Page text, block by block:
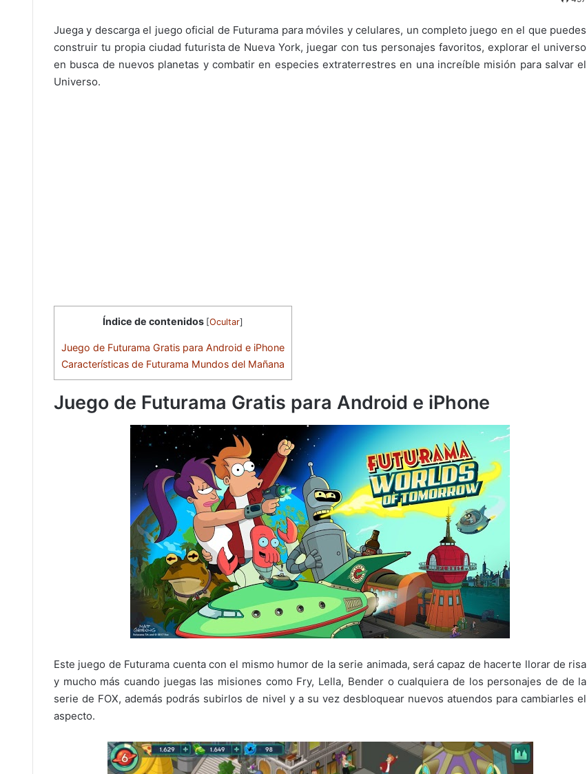
Juega y descarga el juego oficial de Futurama para móviles y celulares, un completo juego en el que puedes
construir tu propia ciudad futurista de Nueva York, juegar con tus personajes favoritos, explorar el universo
en busca de nuevos planetas y combatir en especies extraterrestres en una increíble misión para salvar el
Universo.
Índice de contenidos [Ocultar]
Juego de Futurama Gratis para Android e iPhone
Características de Futurama Mundos del Mañana
Juego de Futurama Gratis para Android e iPhone
Este juego de Futurama cuenta con el mismo humor de la serie animada, será capaz de hacerte llorar de risa
y mucho más cuando juegas las misiones como Fry, Lella, Bender o cualquiera de los personajes de de la
serie de FOX, además podrás subirlos de nivel y a su vez desbloquear nuevos atuendos para cambiarles el
aspecto.